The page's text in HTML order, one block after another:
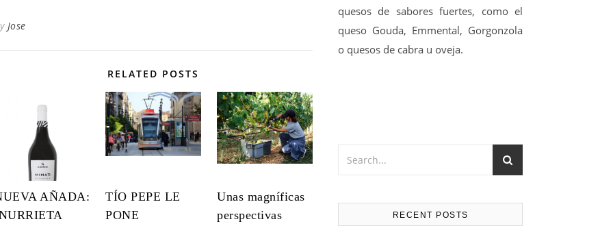
Jose
RELATED POSTS
AÑADA:
TÍO PEPE LE
PONE
Unas magníficas
perspectivas
quesos de sabores fuertes, como el
queso Gouda, Emmental, Gorgonzola
o quesos de cabra u oveja.
RECENT POSTS